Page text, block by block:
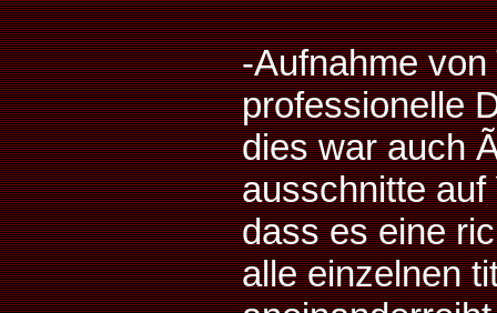
-Aufnahme
professionelle
dies war auch
ausschnitte auf
dass es eine
alle einzelnen